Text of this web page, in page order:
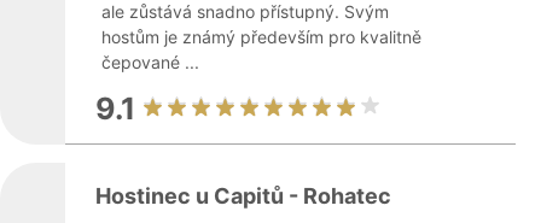
ale zůstává snadno přístupný. Svým
hostům je známý především pro kvalitně
čepované ...
9.1
Hostinec u Capitů - Rohatec